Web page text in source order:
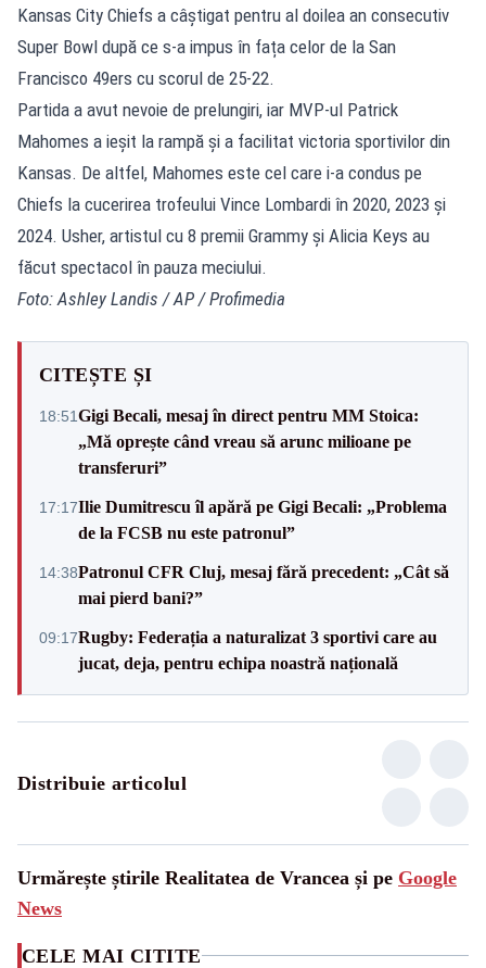
Kansas City Chiefs a câştigat pentru al doilea an consecutiv
Super Bowl după ce s-a impus în fața celor de la San
Francisco 49ers cu scorul de 25-22.
Partida a avut nevoie de prelungiri, iar MVP-ul Patrick
Mahomes a ieşit la rampă şi a facilitat victoria sportivilor din
Kansas. De altfel, Mahomes este cel care i-a condus pe
Chiefs la cucerirea trofeului Vince Lombardi în 2020, 2023 și
2024. Usher, artistul cu 8 premii Grammy şi Alicia Keys au
făcut spectacol în pauza meciului.
Foto: Ashley Landis / AP / Profimedia
CITEȘTE ȘI
18:51Gigi Becali, mesaj în direct pentru MM Stoica:
„Mă oprește când vreau să arunc milioane pe
transferuri”
17:17Ilie Dumitrescu îl apără pe Gigi Becali: „Problema
de la FCSB nu este patronul”
14:38Patronul CFR Cluj, mesaj fără precedent: „Cât să
mai pierd bani?”
09:17Rugby: Federația a naturalizat 3 sportivi care au
jucat, deja, pentru echipa noastră națională
Distribuie articolul
Urmărește știrile Realitatea de Vrancea și pe Google
News
CELE MAI CITITE